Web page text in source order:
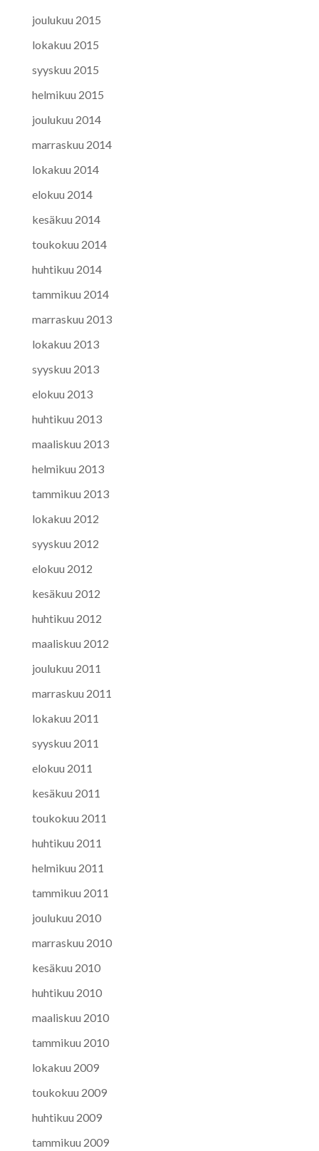
joulukuu 2015
lokakuu 2015
syyskuu 2015
helmikuu 2015
joulukuu 2014
marraskuu 2014
lokakuu 2014
elokuu 2014
kesäkuu 2014
toukokuu 2014
huhtikuu 2014
tammikuu 2014
marraskuu 2013
lokakuu 2013
syyskuu 2013
elokuu 2013
huhtikuu 2013
maaliskuu 2013
helmikuu 2013
tammikuu 2013
lokakuu 2012
syyskuu 2012
elokuu 2012
kesäkuu 2012
huhtikuu 2012
maaliskuu 2012
joulukuu 2011
marraskuu 2011
lokakuu 2011
syyskuu 2011
elokuu 2011
kesäkuu 2011
toukokuu 2011
huhtikuu 2011
helmikuu 2011
tammikuu 2011
joulukuu 2010
marraskuu 2010
kesäkuu 2010
huhtikuu 2010
maaliskuu 2010
tammikuu 2010
lokakuu 2009
toukokuu 2009
huhtikuu 2009
tammikuu 2009